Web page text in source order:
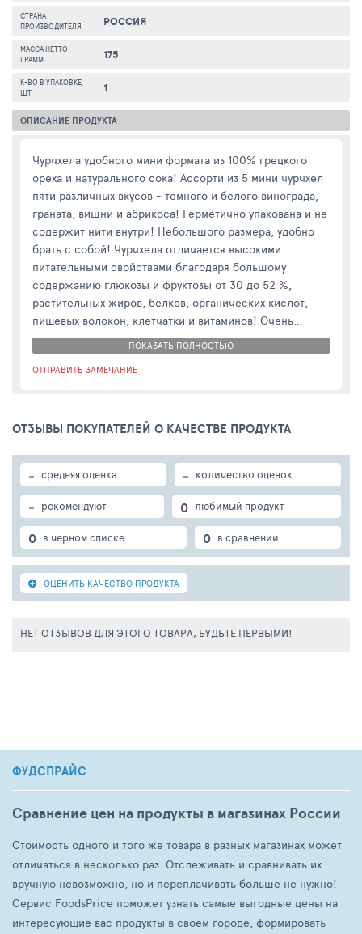
СТРАНА
ПРОИЗВОДИТЕЛЯ
РОССИЯ
МАССА НЕТТО,
ГРАММ
175
К-ВО В УПАКОВКЕ,
ШТ
1
ОПИСАНИЕ ПРОДУКТА
Чурчхела удобного мини формата из 100% грецкого
ореха и натурального сока! Ассорти из 5 мини чурчхел
пяти различных вкусов - темного и белого винограда,
граната, вишни и абрикоса! Герметично упакована и не
содержит нити внутри! Небольшого размера, удобно
брать с собой! Чурчхела отличается высокими
питательными свойствами благодаря большому
содержанию глюкозы и фруктозы от 30 до 52 %,
растительных жиров, белков, органических кислот,
пищевых волокон, клетчатки и витаминов! Очень
питательное и вкусное восточное лакомство! Отличная
идея для вкусного подарка!!!
ПОКАЗАТЬ ПОЛНОСТЬЮ
ОТПРАВИТЬ ЗАМЕЧАНИЕ
ОТЗЫВЫ ПОКУПАТЕЛЕЙ О КАЧЕСТВЕ ПРОДУКТА
- средняя оценка - количество оценок
- рекомендуют 0 любимый продукт
0 в черном списке 0 в сравнении
ОЦЕНИТЬ КАЧЕСТВО ПРОДУКТА
НЕТ ОТЗЫВОВ ДЛЯ ЭТОГО ТОВАРА, БУДЬТЕ ПЕРВЫМИ!
ФУДСПРАЙС
Сравнение цен на продукты в магазинах России
Стоимость одного и того же товара в разных магазинах может
отличаться в несколько раз. Отслеживать и сравнивать их
вручную невозможно, но и переплачивать больше не нужно!
Сервис FoodsPrice поможет узнать самые выгодные цены на
интересующие вас продукты в своем городе, формировать